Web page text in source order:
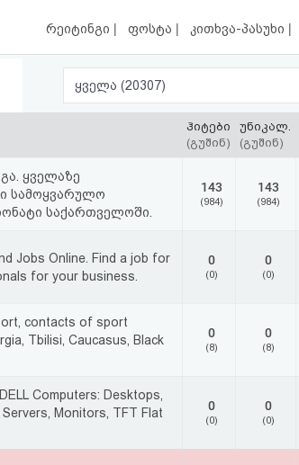
რეიტინგი | ფოსტა | კითხვა-პასუხი |
ყველა (20307)
ჰიტები
(გუშინ)
უნიკალ.
(გუშინ)
ყველაზე
სამოყვარულო
საქართველოში.
143
(984)
143
(984)
Jobs Online. Find a job for
for your business.
0
(0)
0
(0)
contacts of sport
Tbilisi, Caucasus, Black
0
(8)
0
(8)
Computers: Desktops,
Monitors, TFT Flat
0
(0)
0
(0)